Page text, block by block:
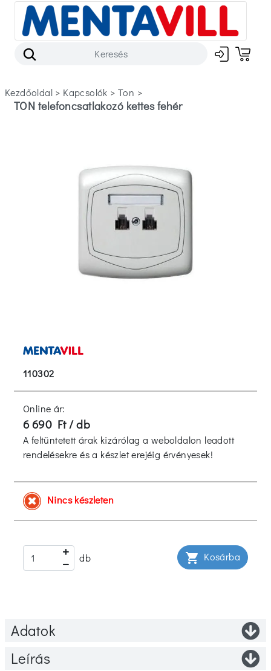
Kezdőoldal > kapcsolók > ton >
TON telefoncsatlakozó kettes fehér
110302
Online ár:
6 690 Ft / db
A feltüntetett árak kizárólag a weboldalon leadott
rendelésekre és a készlet erejéig érvényesek!
Nincs készleten
db shopping_cart Kosárba
Adatok
Leírás